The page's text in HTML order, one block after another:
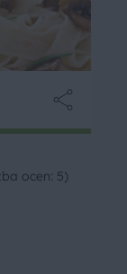
ocen: 5)